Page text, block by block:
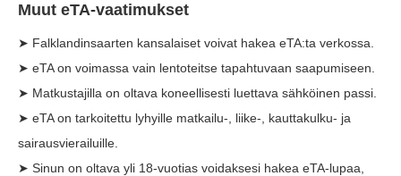
Muut eTA-vaatimukset
➤ Falklandinsaarten kansalaiset voivat hakea eTA:ta verkossa.
➤ eTA on voimassa vain lentoteitse tapahtuvaan saapumiseen.
➤ Matkustajilla on oltava koneellisesti luettava sähköinen passi.
➤ eTA on tarkoitettu lyhyille matkailu-, liike-, kauttakulku- ja
sairausvierailuille.
➤ Sinun on oltava yli 18-vuotias voidaksesi hakea eTA-lupaa,